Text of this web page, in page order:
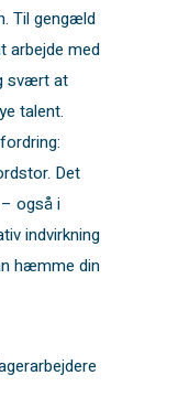
Til gengæld
arbejde med
svært at
talent.
Det
også i
indvirkning
hæmme din